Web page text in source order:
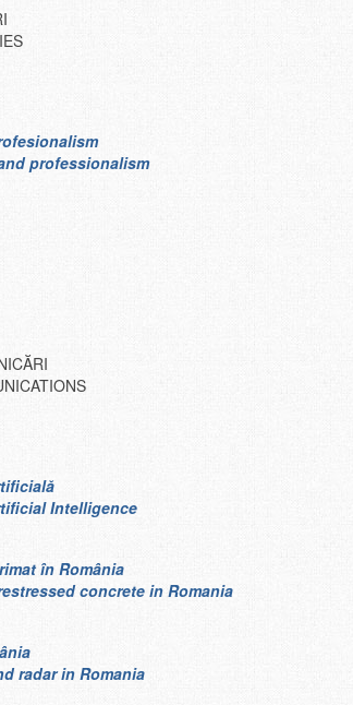
professionalism
Intelligence
în România
concrete in Romania
radar in Romania